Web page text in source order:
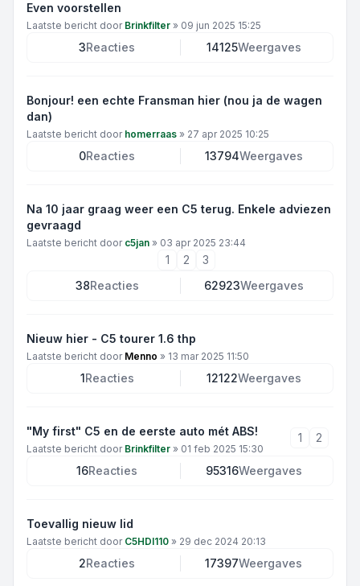
Even voorstellen
Laatste bericht door Brinkfilter » 09 jun 2025 15:25
3Reacties 14125Weergaves
Bonjour! een echte Fransman hier (nou ja de wagen
dan)
Laatste bericht door homerraas » 27 apr 2025 10:25
0Reacties 13794Weergaves
Na 10 jaar graag weer een C5 terug. Enkele adviezen
gevraagd
Laatste bericht door c5jan » 03 apr 2025 23:44
1 2
3
38Reacties 62923Weergaves
Nieuw hier - C5 tourer 1.6 thp
Laatste bericht door Menno » 13 mar 2025 11:50
1Reacties 12122Weergaves
"My first" C5 en de eerste auto mét ABS!
Laatste bericht door Brinkfilter » 01 feb 2025 15:30
1 2
16Reacties 95316Weergaves
Toevallig nieuw lid
Laatste bericht door C5HDI110 » 29 dec 2024 20:13
2Reacties 17397Weergaves